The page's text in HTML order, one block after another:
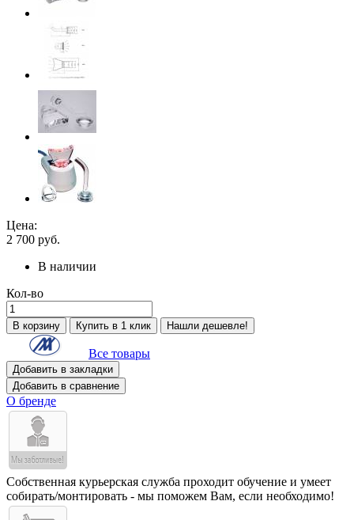
Цена:
2 700 руб.
В наличии
Кол-во
В корзину Купить в 1 клик Нашли дешевле!
Все товары
Добавить в закладки
Добавить в сравнение
О бренде
Собственная курьерская служба проходит обучение и умеет
собирать/монтировать - мы поможем Вам, если необходимо!